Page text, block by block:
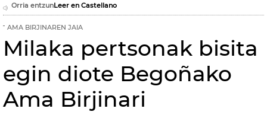
Orria entzunLeer en Castellano
AMA BIRJINAREN JAIA
Milaka pertsonak bisita
egin diote Begoñako
Ama Birjinari